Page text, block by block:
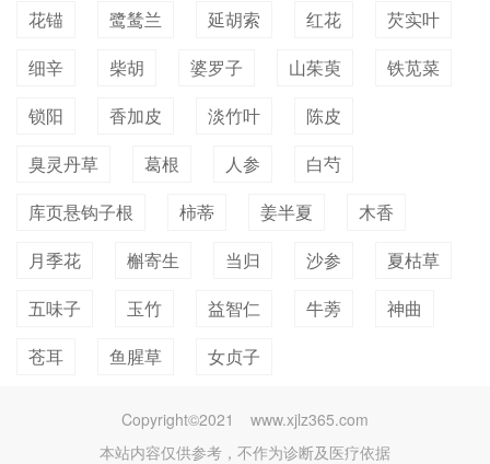
花锚
鹭鸶兰 延胡索 红花
芡实叶
细辛
柴胡 婆罗子 山茱萸
铁苋菜
锁阳
香加皮 淡竹叶
陈皮
臭灵丹草
葛根 人参
白芍
库页悬钩子根
柿蒂 姜半夏
木香
月季花
槲寄生 当归 沙参
夏枯草
五味子
玉竹 益智仁 牛蒡
神曲
苍耳
鱼腥草 女贞子
Copyright©2021
www.xjlz365.com
本站内容仅供参考，不作为诊断及医疗依据